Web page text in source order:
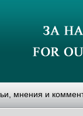
мнения и